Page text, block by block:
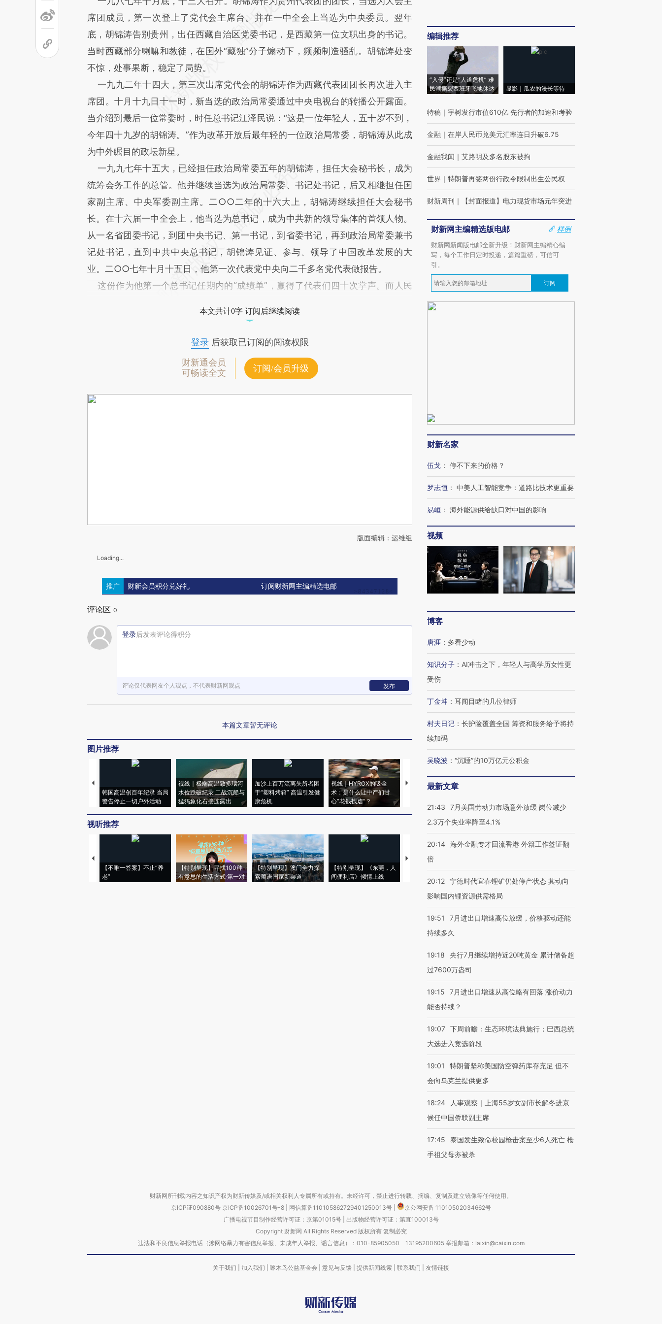
席团成员，第一次登上了党代会主席台。并在一中全会上当选为中央委员。翌年
底，胡锦涛告别贵州，出任西藏自治区党委书记，是西藏第一位文职出身的书记。
当时西藏部分喇嘛和教徒，在国外“藏独”分子煽动下，频频制造骚乱。胡锦涛处变
不惊，处事果断，稳定了局势。
一九九二年十四大，第三次出席党代会的胡锦涛作为西藏代表团团长再次进入主
席团。十月十九日十一时，新当选的政治局常委通过中央电视台的转播公开露面。
当介绍到最后一位常委时，时任总书记江泽民说：“这是一位年轻人，五十岁不到，
今年四十九岁的胡锦涛。”作为改革开放后最年轻的一位政治局常委，胡锦涛从此成
为中外瞩目的政坛新星。
一九九七年十五大，已经担任政治局常委五年的胡锦涛，担任大会秘书长，成为
统筹会务工作的总管。他并继续当选为政治局常委、书记处书记，后又相继担任国
家副主席、中央军委副主席。二○○二年的十六大上，胡锦涛继续担任大会秘书
长。在十六届一中全会上，他当选为总书记，成为中共新的领导集体的首领人物。
从一名省团委书记，到团中央书记、第一书记，到省委书记，再到政治局常委兼书
记处书记，直到中共中央总书记，胡锦涛见证、参与、领导了中国改革发展的大
业。二○○七年十月十五日，他第一次代表党中央向二千多名党代表做报告。
这份作为他第一个总书记任期内的“成绩单”，赢得了代表们四十次掌声。而人民
本文共计0字 订阅后继续阅读
登录后获取已订阅的阅读权限
财新通会员
可畅读全文
订阅/会员升级
版面编辑：运维组
Loading...
推广 财新会员积分兑好礼 订阅财新网主编精选电邮
评论区 0
登录后发表评论得积分
评论仅代表网友个人观点，不代表财新网观点 发布
本篇文章暂无评论
图片推荐
韩国高温创百年纪录 当局
警告停止一切户外活动
视线｜极端高温致多瑙河
水位跌破纪录 二战沉船与
猛犸象化石接连露出
加沙上百万流离失所者困
于“塑料烤箱” 高温引发健
康危机
视线｜HYROX的吸金
术：是什么让中产们甘
心“花钱找虐”？
马航飞行员跨国走私7万
粒摇头丸 尿检体内含3种
视听推荐
【不唯一答案】不止“养
老”
【特别呈现】寻找100种
有意思的生活方式·第一对
【特别呈现】澳门全力探
索葡语国家新渠道
【特别呈现】《东莞，人
间便利店》倾情上线
【推广】走进第四届链博
有意思的生活方式·第三对
住三大增长引擎是什么？
编辑推荐
“入侵”还是“人道危机” 难
民潮撕裂西班牙飞地休达
显影｜瓜农的漫长等待
特稿 ｜ 宇树发行市值610亿 先行者的加速和考验
金融 ｜ 在岸人民币兑美元汇率连日升破6.75
金融我闻 ｜ 艾路明及多名股东被拘
世界 ｜ 特朗普再签两份行政令限制出生公民权
财新周刊 ｜ 【封面报道】电力现货市场元年突进
财新网主编精选版电邮
样例
财新网新闻版电邮全新升级！财新网主编精心编
写，每个工作日定时投递，篇篇重磅，可信可
引。
订阅
财新名家
伍戈 ： 停不下来的价格？
罗志恒 ： 中美人工智能竞争：道路比技术更重要
易峘 ： 海外能源供给缺口对中国的影响
视频
博客
唐涯 ： 多看少动
知识分子 ： AI冲击之下，年轻人与高学历女性更
受伤
丁金坤 ： 耳闻目睹的几位律师
村夫日记 ： 长护险覆盖全国 筹资和服务给予将持
续加码
吴晓波 ： “沉睡”的10万亿元公积金
最新文章
21:43
7月美国劳动力市场意外放缓 岗位减少
2.3万个失业率降至4.1%
20:14 海外金融专才回流香港 外籍工作签证翻
倍
20:12 宁德时代宜春锂矿仍处停产状态 其动向
影响国内锂资源供需格局
19:51
7月进出口增速高位放缓，价格驱动还能
持续多久
19:18
央行7月继续增持近20吨黄金 累计储备超
过7600万盎司
19:15
7月进出口增速从高位略有回落 涨价动力
能否持续？
19:07 下周前瞻：生态环境法典施行；巴西总统
大选进入竞选阶段
19:01
特朗普坚称美国防空弹药库存充足 但不
会向乌克兰提供更多
18:24
人事观察｜上海55岁女副市长解冬进京
候任中国侨联副主席
17:45
泰国发生致命校园枪击案至少6人死亡 枪
手祖父母亦被杀
财新网所刊载内容之知识产权为财新传媒及/或相关权利人专属所有或持有。未经许可，禁止进行转载、摘编、复制及建立镜像等任何使用。
京ICP证090880号 京ICP备10026701号-8 网信算备110105862729401250013号
京公网安备 11010502034662号
广播电视节目制作经营许可证：京第01015号| 出版物经营许可证：第直100013号
Copyright 财新网 All Rights Reserved 版权所有 复制必究
违法和不良信息举报电话（涉网络暴力有害信息举报、未成年人举报、谣言信息）：010-85905050 13195200605 举报邮箱：laixin@caixin.com
关于我们 加入我们 啄木鸟公益基金会 意见与反馈 提供新闻线索 联系我们 友情链接